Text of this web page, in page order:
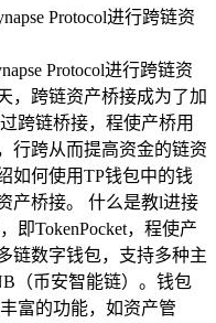
Protocol进行跨链资
，跨链资产桥接成为了加
跨链桥接，程使产桥用
行跨从而提高资金的链资
如何使用TP钱包中的钱
产桥接。 什么是教l进接
即TokenPocket，程使产
链数字钱包，支持多种主
（币安智能链）。钱包
富的功能，如资产管